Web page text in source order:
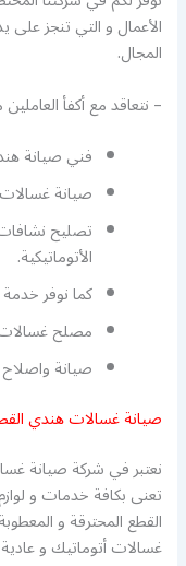
الأعمال و التي تنجز على
المجال.
– نتعاقد مع أكفأ
فني صيانة
صيانة
تصليح
الأتوماتيكية.
كما نوفر
مصلح
صيانة
صيانة غسالات هندي
نعتبر في شركة صيانة
تعنى بكافة خدمات و
القطع المحترقة و
غسالات أتوماتيك و